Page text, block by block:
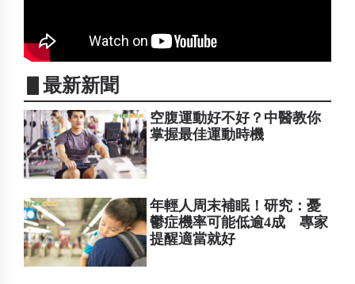
▋最新新聞
空腹運動好不好？中醫教你
掌握最佳運動時機
年輕人周末補眠！研究：憂
鬱症機率可能低逾4成 專家
提醒適當就好